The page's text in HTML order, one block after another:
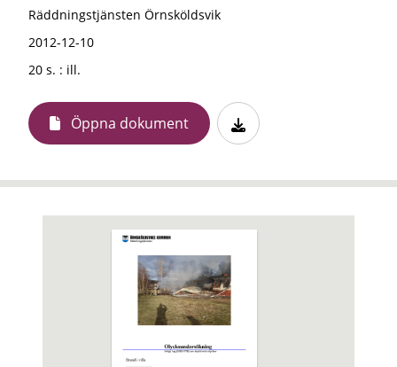
Räddningstjänsten Örnsköldsvik
2012-12-10
20 s. : ill.
Öppna dokument